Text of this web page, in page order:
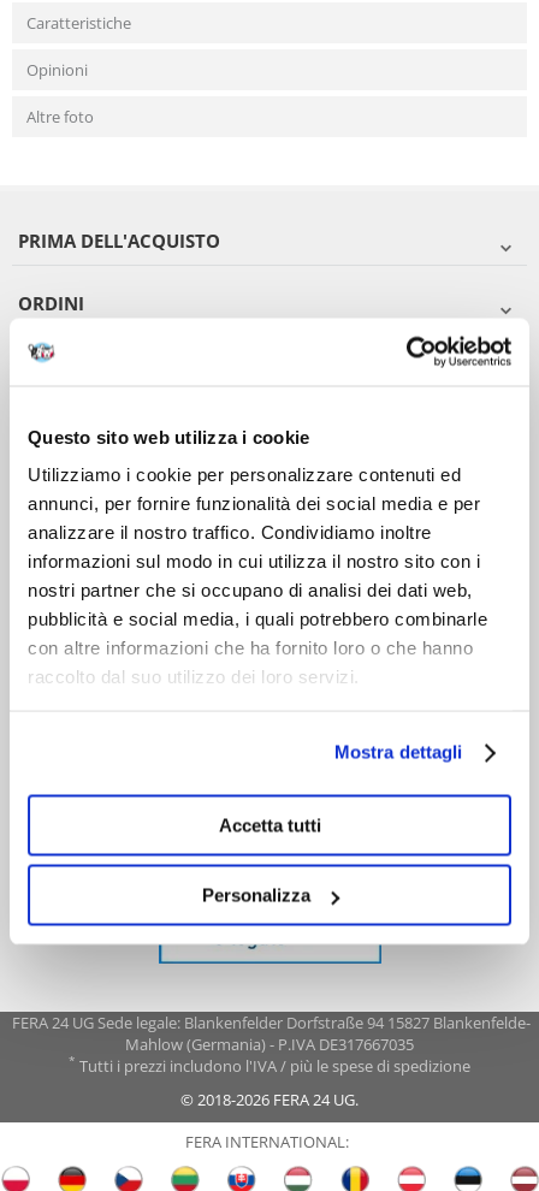
Questo sito web utilizza i cookie
Utilizziamo i cookie per personalizzare contenuti ed
annunci, per fornire funzionalità dei social media e per
analizzare il nostro traffico. Condividiamo inoltre
informazioni sul modo in cui utilizza il nostro sito con i
nostri partner che si occupano di analisi dei dati web,
pubblicità e social media, i quali potrebbero combinarle
con altre informazioni che ha fornito loro o che hanno
raccolto dal suo utilizzo dei loro servizi.
Mostra dettagli
Accetta tutti
Personalizza
Caratteristiche
Opinioni
Altre foto
PRIMA DELL'ACQUISTO
ORDINI
DOPO L'ACQUISTO
VIENI A CONOSCERCI
FERA 24 UG Sede legale: Blankenfelder Dorfstraße 94 15827 Blankenfelde-
Mahlow (Germania) - P.IVA DE317667035
* Tutti i prezzi includono l'IVA / più le spese di spedizione
© 2018-2026 FERA 24 UG.
FERA INTERNATIONAL: